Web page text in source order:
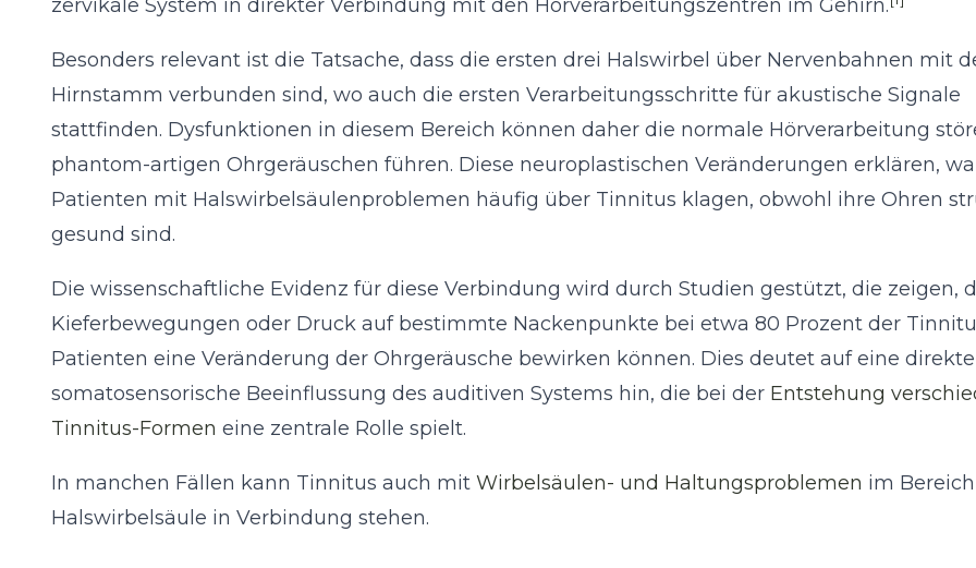
zervikale System in direkter Verbindung mit den Hörverarbeitungszentren im Gehirn.
Besonders relevant ist die Tatsache, dass die ersten drei Halswirbel über Nervenbahnen mit
Hirnstamm verbunden sind, wo auch die ersten Verarbeitungsschritte für akustische Signale
stattfinden. Dysfunktionen in diesem Bereich können daher die normale Hörverarbeitung
phantom-artigen Ohrgeräuschen führen. Diese neuroplastischen Veränderungen erklären,
Patienten mit Halswirbelsäulenproblemen häufig über Tinnitus klagen, obwohl ihre Ohren
gesund sind.
Die wissenschaftliche Evidenz für diese Verbindung wird durch Studien gestützt, die zeigen,
Kieferbewegungen oder Druck auf bestimmte Nackenpunkte bei etwa 80 Prozent der
Patienten eine Veränderung der Ohrgeräusche bewirken können. Dies deutet auf eine direkte
somatosensorische Beeinflussung des auditiven Systems hin, die bei der Entstehung
Tinnitus-Formen eine zentrale Rolle spielt.
In manchen Fällen kann Tinnitus auch mit Wirbelsäulen- und Haltungsproblemen im
Halswirbelsäule in Verbindung stehen.